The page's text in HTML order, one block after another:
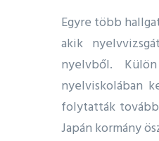
Egyre több
akik
nyelvből.
nyelviskolában
folytatták
Japán kormány